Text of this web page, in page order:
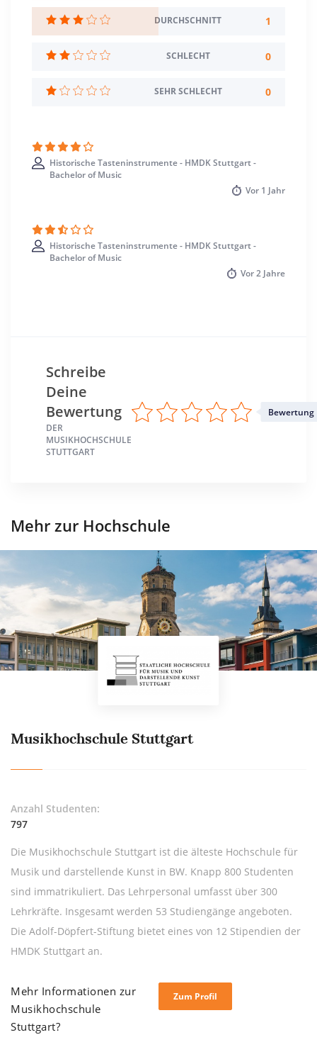
Studienbeginn
Stuttgart >> Stuttgart
DURCHSCHNITT 1
SCHLECHT 0
SEHR SCHLECHT 0
Historische Tasteninstrumente - HMDK Stuttgart -
Bachelor of Music
Vor 1 Jahr
Historische Tasteninstrumente - HMDK Stuttgart -
Bachelor of Music
Vor2 Jahre
Schreibe
Deine
Bewertung
DER
MUSIKHOCHSCHULE
STUTTGART
Bewertung
Mehr zur Hochschule
Musikhochschule Stuttgart
Anzahl Studenten:
797
Die Musikhochschule Stuttgart ist die älteste Hochschule für
Musik und darstellende Kunst in BW. Knapp 800 Studenten
sind immatrikuliert. Das Lehrpersonal umfasst über 300
Lehrkräfte. Insgesamt werden 53 Studiengänge angeboten.
Die Adolf-Döpfert-Stiftung bietet eines von 12 Stipendien der
HMDK Stuttgart an.
Mehr Informationen zur
Musikhochschule
Stuttgart?
Zum Profil